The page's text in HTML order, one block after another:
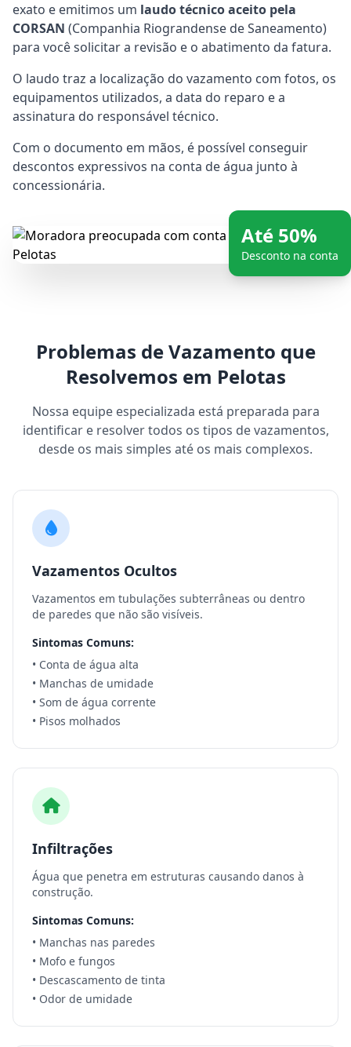
exato e emitimos um laudo técnico aceito pela
CORSAN (Companhia Riograndense de Saneamento)
para você solicitar a revisão e o abatimento da fatura.
O laudo traz a localização do vazamento com fotos, os
equipamentos utilizados, a data do reparo e a
assinatura do responsável técnico.
Com o documento em mãos, é possível conseguir
descontos expressivos na conta de água junto à
concessionária.
Até 50%
Desconto na conta
Problemas de Vazamento que
Resolvemos em Pelotas
Nossa equipe especializada está preparada para
identificar e resolver todos os tipos de vazamentos,
desde os mais simples até os mais complexos.
Vazamentos Ocultos
Vazamentos em tubulações subterrâneas ou dentro
de paredes que não são visíveis.
Sintomas Comuns:
• Conta de água alta
• Manchas de umidade
• Som de água corrente
• Pisos molhados
Infiltrações
Água que penetra em estruturas causando danos à
construção.
Sintomas Comuns:
• Manchas nas paredes
• Mofo e fungos
• Descascamento de tinta
• Odor de umidade